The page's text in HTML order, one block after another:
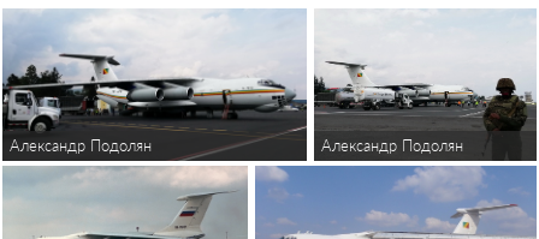
Александр Подолян Александр Подолян